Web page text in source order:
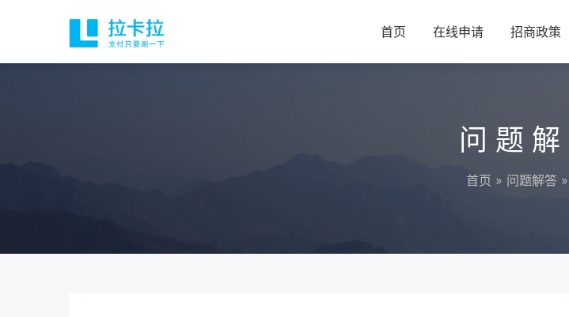
首页 在线申请 招商政策
问题解
首页 » 问题解答